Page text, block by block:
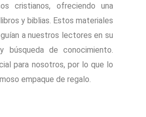
cristianos, ofreciendo una
y biblias. Estos materiales
a nuestros lectores en su
búsqueda de conocimiento.
para nosotros, por lo que lo
empaque de regalo.